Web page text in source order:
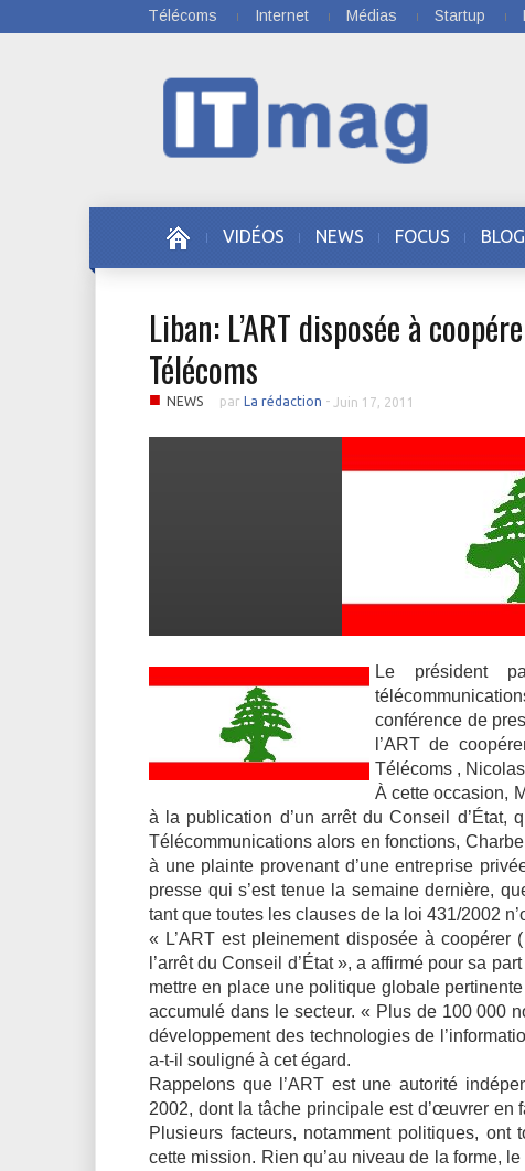
Télécoms Internet Médias Startup
VIDÉOS NEWS FOCUS
Liban: L’ART disposée à
Télécoms
■ NEWS par La rédaction - Juin 17, 2011
Le président
conférence de
l’ART de
Télécoms ,
À cette occasion,
à la publication d’un arrêt du Conseil d’État,
Télécommunications alors en fonctions,
à une plainte provenant d’une entreprise
presse qui s’est tenue la semaine dernière,
tant que toutes les clauses de la loi 431/2002
« L’ART est pleinement disposée à
l’arrêt du Conseil d’État », a affirmé pour sa
mettre en place une politique globale
accumulé dans le secteur. « Plus de 100 000
développement des technologies de
a-t-il souligné à cet égard.
Rappelons que l’ART est une autorité
2002, dont la tâche principale est d’œuvrer en
Plusieurs facteurs, notamment politiques,
cette mission. Rien qu’au niveau de la forme,